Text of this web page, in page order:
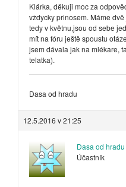
Klárka, děkuji moc za
vždycky prinosem. Máme
tedy v květnu,jsou od sebe
mít na fóru ještě spoustu
jsem dávala jak na mlékare,
telatka).
Dasa od hradu
12.5.2016 v 21:25
Dasa od hradu
Účastník